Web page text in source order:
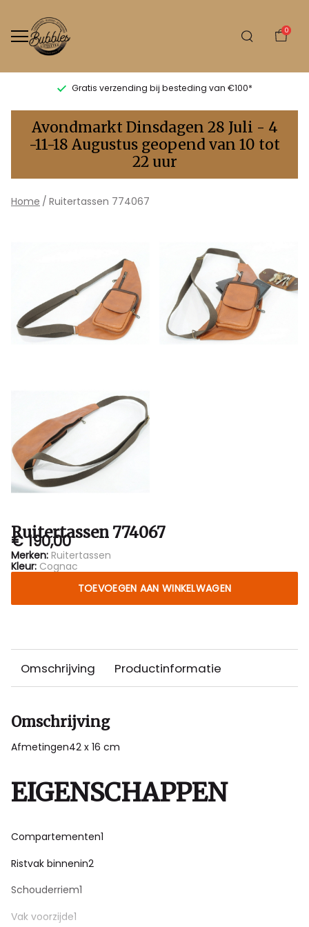
0
Gratis verzending bij besteding van €100*
774067
Bubbles
Sluis
Avondmarkt Dinsdagen 28 Juli - 4
-11-18 Augustus geopend van 10 tot
22 uur
Home Ruitertassen 774067
Ruitertassen 774067
€ 190,00
Merken: Ruitertassen
Kleur: Cognac
TOEVOEGEN AAN WINKELWAGEN
Omschrijving Productinformatie
Omschrijving
Afmetingen42 x 16 cm
EIGENSCHAPPEN
Compartementen1
Ristvak binnenin2
Schouderriem1
Vak voorzijde1